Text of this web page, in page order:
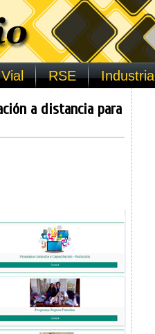
RSE Industria
a distancia para